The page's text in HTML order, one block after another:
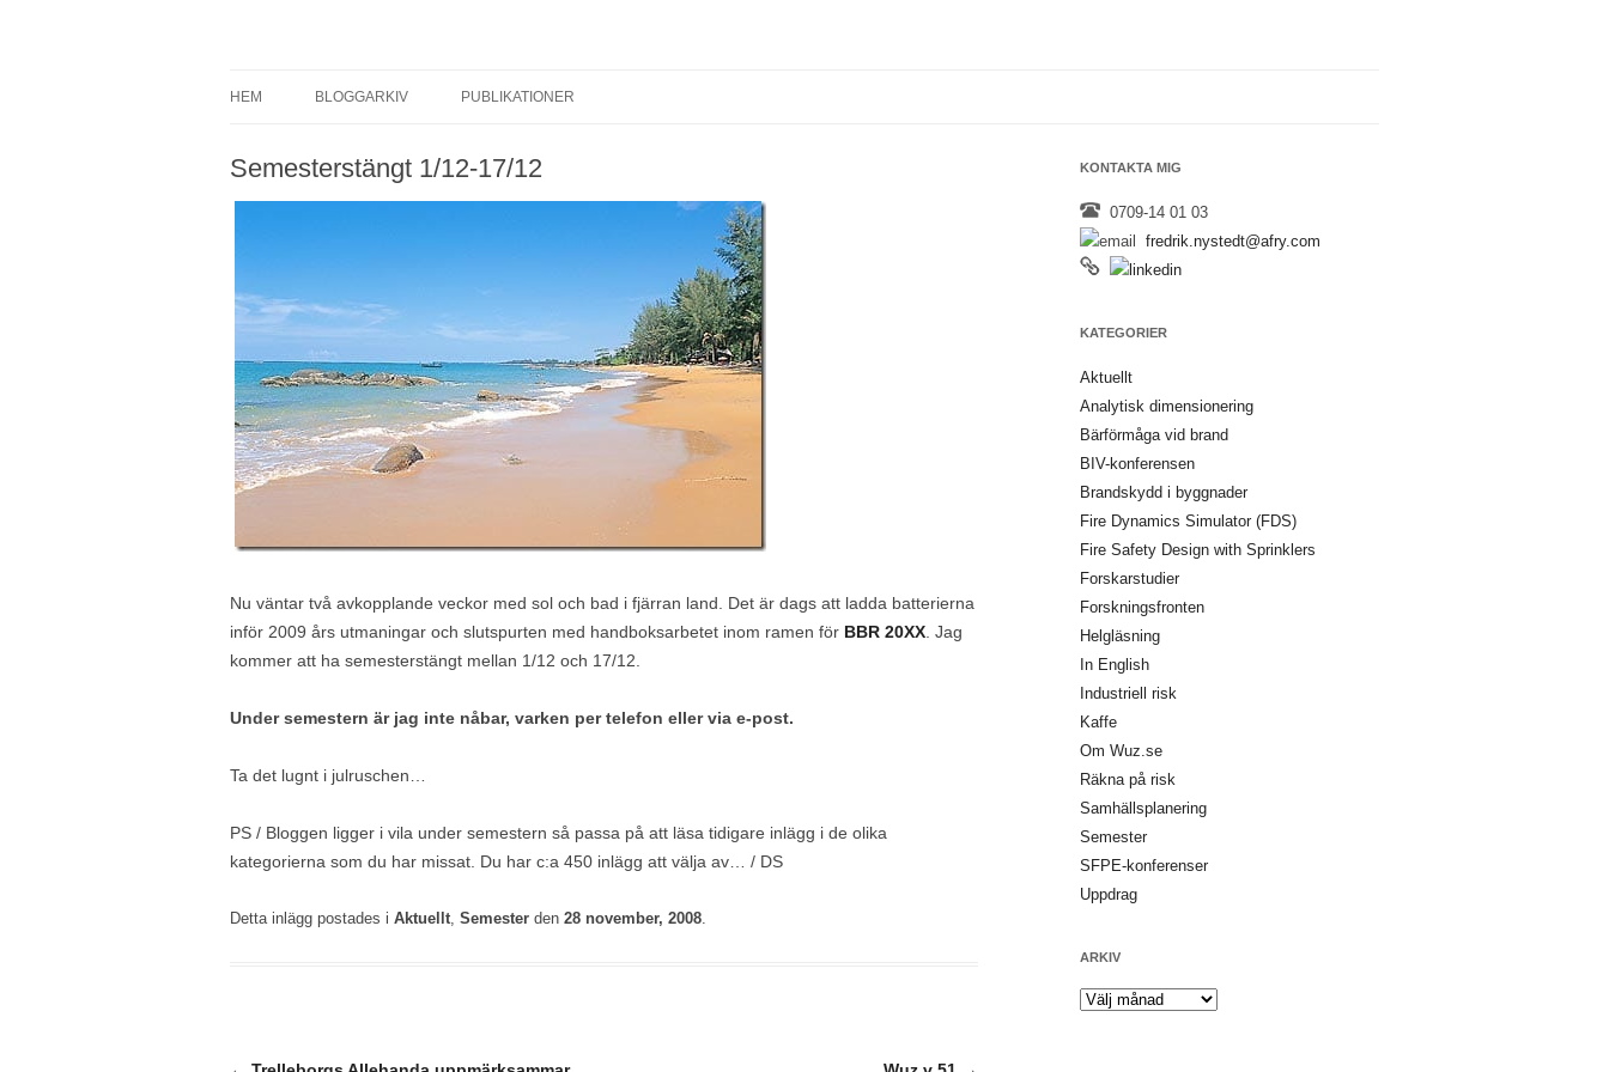
HEM BLOGGARKIV PUBLIKATIONER
Semesterstängt 1/12-17/12
Nu väntar två avkopplande veckor med sol och bad i fjärran land. Det är dags att ladda batterierna
inför 2009 års utmaningar och slutspurten med handboksarbetet inom ramen för BBR 20XX . Jag
kommer att ha semesterstängt mellan 1/12 och 17/12.
Under semestern är jag inte nåbar, varken per telefon eller via e-post.
Ta det lugnt i julruschen…
PS / Bloggen ligger i vila under semestern så passa på att läsa tidigare inlägg i de olika
kategorierna som du har missat. Du har c:a 450 inlägg att välja av… / DS
Detta inlägg postades i Aktuellt, Semester den 28 november, 2008.
KONTAKTA MIG
0709-14 01 03
fredrik.nystedt@afry.com
KATEGORIER
Aktuellt
Analytisk dimensionering
Bärförmåga vid brand
BIV-konferensen
Brandskydd i byggnader
Fire Dynamics Simulator (FDS)
Fire Safety Design with Sprinklers
Forskarstudier
Forskningsfronten
Helgläsning
In English
Industriell risk
Kaffe
Om Wuz.se
Räkna på risk
Samhällsplanering
Semester
SFPE-konferenser
Uppdrag
ARKIV
Arkiv